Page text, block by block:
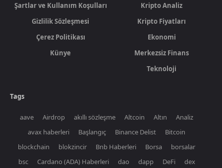
Şartlar ve Kullanım Koşulları
Gizlilik Sözleşmesi
Çerez Politikası
Künye
Kripto Analiz
Kripto Fiyatları
Ekonomi
Merkezsiz Finans
Teknoloji
Tags
aave Airdrop akıllı sözleşme Altcoin Altın
Analiz
avax haberleri
Başlangıç Binance Delist
Bitcoin
blockchain
blokzincir Bnb Haberleri Borsa
borsalar
bsc
Cardano (ADA) Haberleri dao dapp DeFi
dex